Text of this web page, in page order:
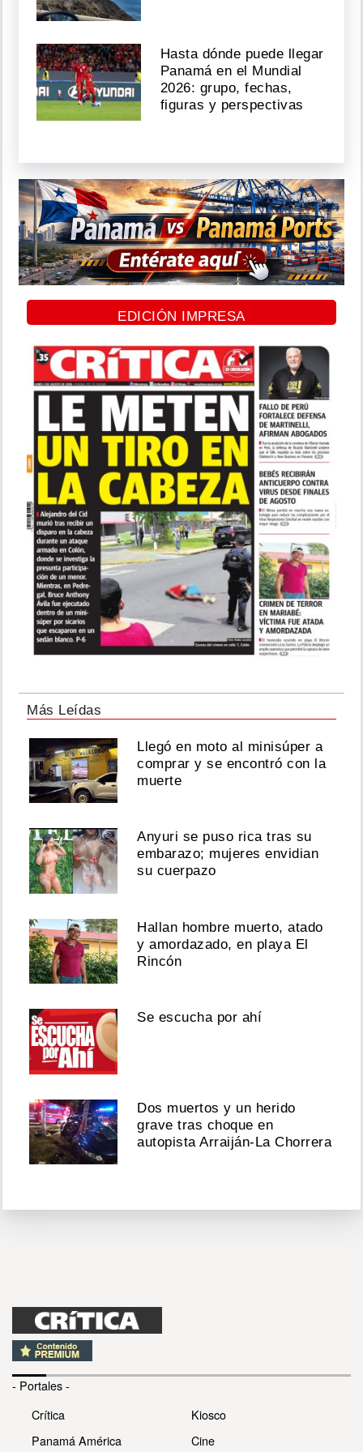
Hasta dónde puede llegar
Panamá en el Mundial
2026: grupo, fechas,
figuras y perspectivas
EDICIÓN IMPRESA
Más Leídas
Llegó en moto al minisúper a
comprar y se encontró con la
muerte
Anyuri se puso rica tras su
embarazo; mujeres envidian
su cuerpazo
Hallan hombre muerto, atado
y amordazado, en playa El
Rincón
Se escucha por ahí
Dos muertos y un herido
grave tras choque en
autopista Arraiján-La Chorrera
- Portales -
Crítica
Panamá América
Kiosco
Cine